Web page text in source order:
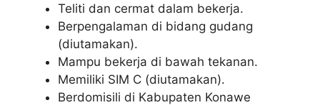
Teliti dan cermat dalam bekerja.
Berpengalaman di bidang gudang
(diutamakan).
Mampu bekerja di bawah tekanan.
Memiliki SIM C (diutamakan).
Berdomisili di Kabupaten Konawe